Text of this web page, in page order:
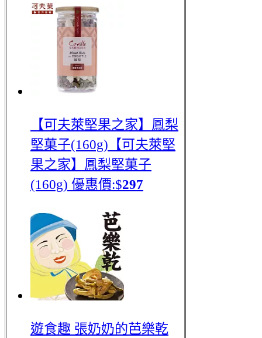
【可夫萊堅果之家】鳳梨
堅菓子(160g) 【可夫萊堅
果之家】鳳梨堅菓子
(160g) 優惠價:$297
遊食趣 張奶奶的芭樂乾